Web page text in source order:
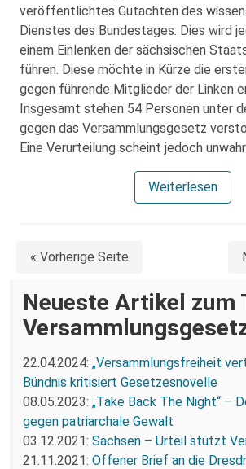
veröffentlichtes Gutachten des
Dienstes des Bundestages. Dies wird
einem Einlenken der sächsischen
führen. Diese möchte in Kürze die
gegen führende Mitglieder der Linken
Insgesamt stehen 54 Personen unter
gegen das Versammlungsgesetz
Eine Verurteilung scheint jedoch
Weiterlesen
« Vorherige Seite
Neueste Artikel zum
22.04.2024: „Versammlungsfreiheit
Bündnis kritisiert Gesetzesnovelle
08.05.2023: „Take Back The Night“ –
gegen patriarchale Gewalt
03.12.2021: Sachsen – Urteil stützt
21.11.2021: Offener Brief an die